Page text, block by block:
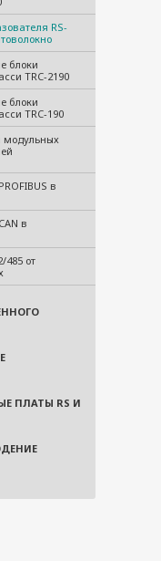
RS-
блоки
TRC-2190
блоки
TRC-190
модульных
в
в
485 от
ПЛАТЫ RS И